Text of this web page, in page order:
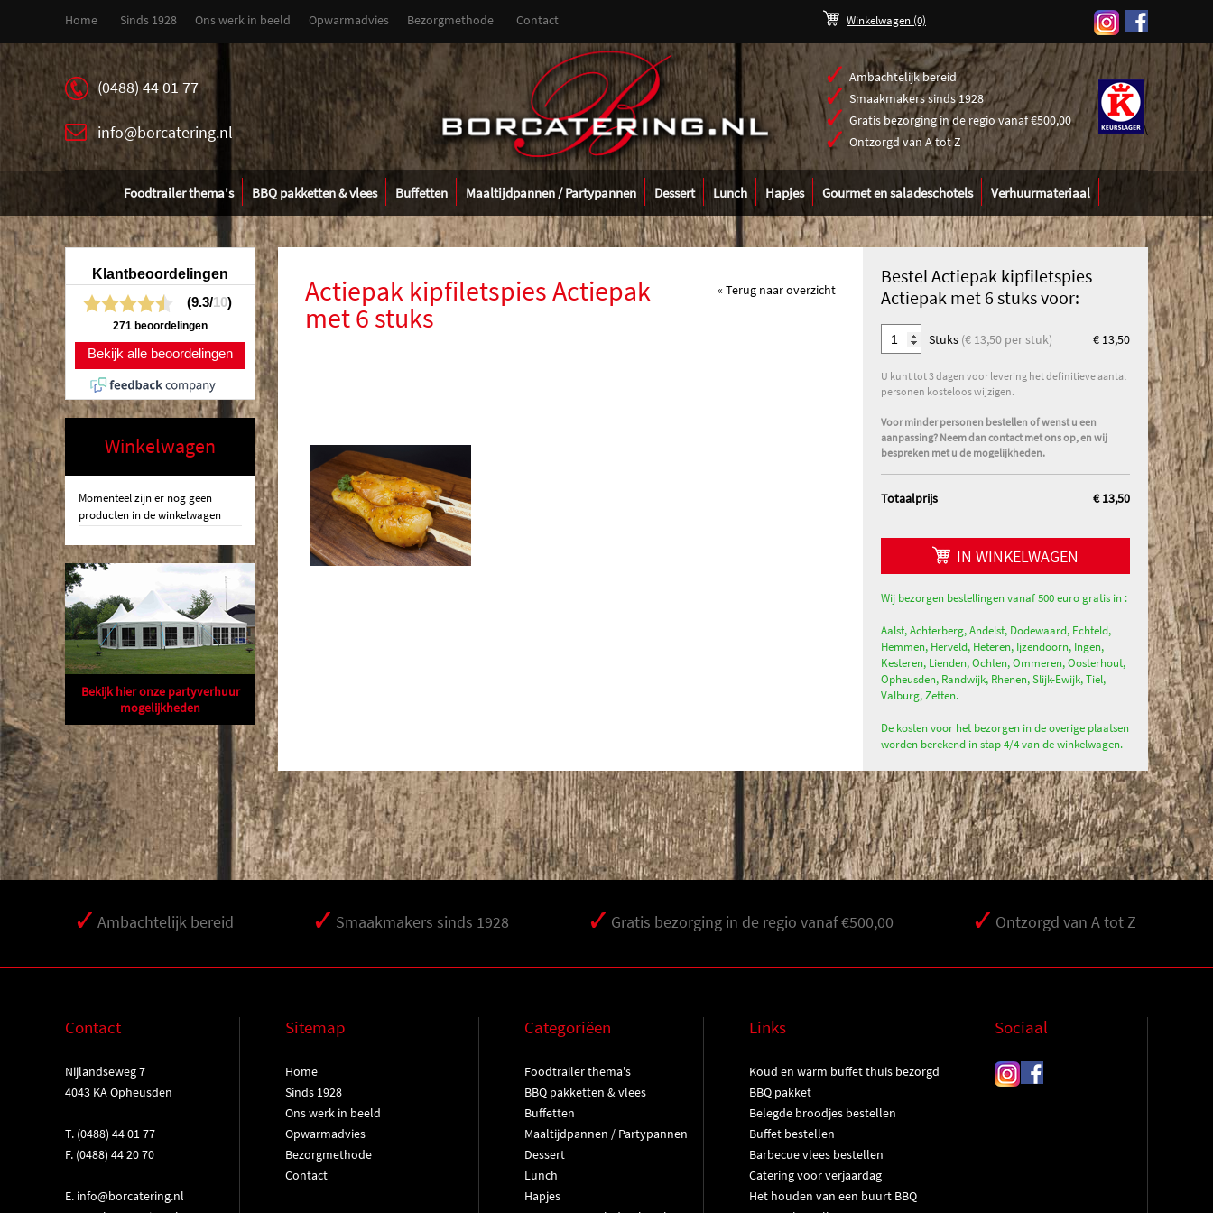
Home Sinds 1928 Ons werk in beeld Opwarmadvies Bezorgmethode Contact Winkelwagen (0)
Foodtrailer thema's BBQ pakketten & vlees Buffetten Maaltijdpannen / Partypannen Dessert Lunch Hapjes Gourmet en saladeschotels Verhuurmateriaal
(0488) 44 01 77
info@borcatering.nl
Ambachtelijk bereid
Smaakmakers sinds 1928
Gratis bezorging in de regio vanaf €500,00
Ontzorgd van A tot Z
\
Klantbeoordelingen
(9.3/10)
271 beoordelingen
Bekijk alle beoordelingen
Winkelwagen
Momenteel zijn er nog geen
producten in de winkelwagen
Bekijk hier onze partyverhuur
mogelijkheden
Actiepak kipfiletspies Actiepak
met 6 stuks
« Terug naar overzicht
Bestel Actiepak kipfiletspies
Actiepak met 6 stuks voor:
Stuks (€ 13,50 per stuk) € 13,50
U kunt tot 3 dagen voor levering het definitieve aantal
personen kosteloos wijzigen.
Voor minder personen bestellen of wenst u een
aanpassing? Neem dan contact met ons op, en wij
bespreken met u de mogelijkheden.
Totaalprijs € 13,50
IN WINKELWAGEN
Wij bezorgen bestellingen vanaf 500 euro gratis in :
Aalst, Achterberg, Andelst, Dodewaard, Echteld,
Hemmen, Herveld, Heteren, Ijzendoorn, Ingen,
Kesteren, Lienden, Ochten, Ommeren, Oosterhout,
Opheusden, Randwijk, Rhenen, Slijk-Ewijk, Tiel,
Valburg, Zetten.
De kosten voor het bezorgen in de overige plaatsen
worden berekend in stap 4/4 van de winkelwagen.
Ambachtelijk bereid Smaakmakers sinds 1928 Gratis bezorging in de regio vanaf €500,00 Ontzorgd van A tot Z
Contact
Nijlandseweg 7
4043 KA Opheusden
T. (0488) 44 01 77
F. (0488) 44 20 70
E. info@borcatering.nl
Sitemap
Home
Sinds 1928
Ons werk in beeld
Opwarmadvies
Bezorgmethode
Contact
Categoriëen
Foodtrailer thema's
BBQ pakketten & vlees
Buffetten
Maaltijdpannen / Partypannen
Dessert
Lunch
Hapjes
Links
Koud en warm buffet thuis bezorgd
BBQ pakket
Belegde broodjes bestellen
Buffet bestellen
Barbecue vlees bestellen
Catering voor verjaardag
Het houden van een buurt BBQ
Sociaal